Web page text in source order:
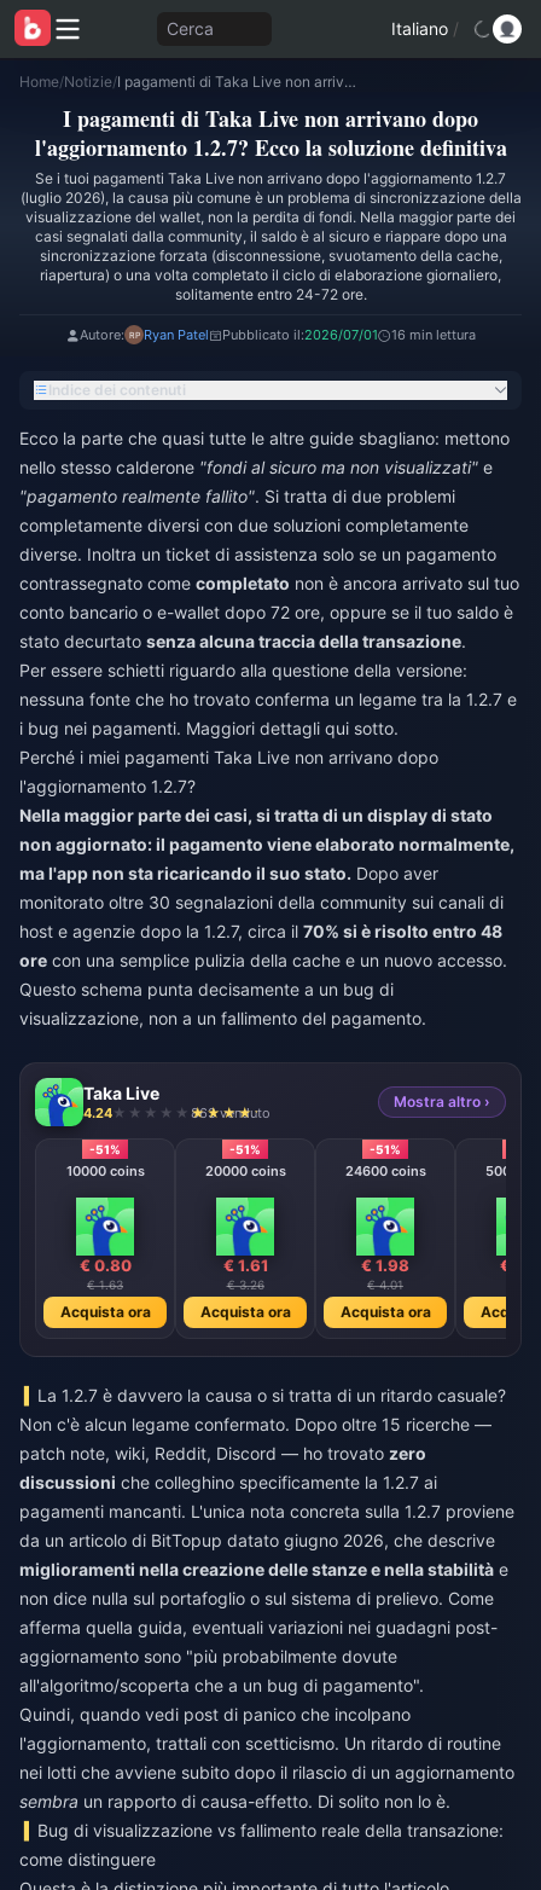
Cerca Italiano /
Home/Notizie/ I pagamenti di Taka Live non arrivano dopo l'aggiornamento 1.2.7? Ecco la soluzione definitiva
I pagamenti di Taka Live non arrivano dopo
l'aggiornamento 1.2.7? Ecco la soluzione definitiva
Se i tuoi pagamenti Taka Live non arrivano dopo l'aggiornamento 1.2.7
(luglio 2026), la causa più comune è un problema di sincronizzazione della
visualizzazione del wallet, non la perdita di fondi. Nella maggior parte dei
casi segnalati dalla community, il saldo è al sicuro e riappare dopo una
sincronizzazione forzata (disconnessione, svuotamento della cache,
riapertura) o una volta completato il ciclo di elaborazione giornaliero,
solitamente entro 24-72 ore.
Autore: Ryan Patel Pubblicato il:2026/07/01 16 min lettura
Indice dei contenuti
Ecco la parte che quasi tutte le altre guide sbagliano: mettono
nello stesso calderone "fondi al sicuro ma non visualizzati" e
"pagamento realmente fallito". Si tratta di due problemi
completamente diversi con due soluzioni completamente
diverse. Inoltra un ticket di assistenza solo se un pagamento
contrassegnato come completato non è ancora arrivato sul tuo
conto bancario o e-wallet dopo 72 ore, oppure se il tuo saldo è
stato decurtato senza alcuna traccia della transazione.
Per essere schietti riguardo alla questione della versione:
nessuna fonte che ho trovato conferma un legame tra la 1.2.7 e
i bug nei pagamenti. Maggiori dettagli qui sotto.
Perché i miei pagamenti Taka Live non arrivano dopo
l'aggiornamento 1.2.7?
Nella maggior parte dei casi, si tratta di un display di stato
non aggiornato: il pagamento viene elaborato normalmente,
ma l'app non sta ricaricando il suo stato. Dopo aver
monitorato oltre 30 segnalazioni della community sui canali di
host e agenzie dopo la 1.2.7, circa il 70% si è risolto entro 48
ore con una semplice pulizia della cache e un nuovo accesso.
Questo schema punta decisamente a un bug di
visualizzazione, non a un fallimento del pagamento.
Taka Live
4.24 863 venduto
Mostra altro ›
-51%
10000 coins
€ 0.80
€ 1.63
Acquista ora
-51%
20000 coins
€ 1.61
€ 3.26
Acquista ora
-51%
24600 coins
€ 1.98
€ 4.01
Acquista ora
50000
€
La 1.2.7 è davvero la causa o si tratta di un ritardo casuale?
Non c'è alcun legame confermato. Dopo oltre 15 ricerche —
patch note, wiki, Reddit, Discord — ho trovato zero
discussioni che colleghino specificamente la 1.2.7 ai
pagamenti mancanti. L'unica nota concreta sulla 1.2.7 proviene
da un articolo di BitTopup datato giugno 2026, che descrive
miglioramenti nella creazione delle stanze e nella stabilità e
non dice nulla sul portafoglio o sul sistema di prelievo. Come
afferma quella guida, eventuali variazioni nei guadagni post-
aggiornamento sono "più probabilmente dovute
all'algoritmo/scoperta che a un bug di pagamento".
Quindi, quando vedi post di panico che incolpano
l'aggiornamento, trattali con scetticismo. Un ritardo di routine
nei lotti che avviene subito dopo il rilascio di un aggiornamento
sembra un rapporto di causa-effetto. Di solito non lo è.
Bug di visualizzazione vs fallimento reale della transazione:
come distinguere